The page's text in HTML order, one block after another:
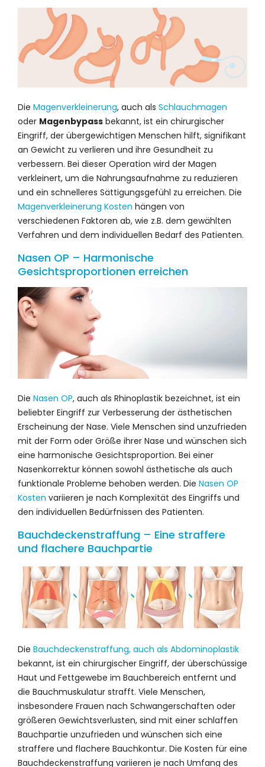
Die Magenverkleinerung, auch als Schlauchmagen
oder Magenbypass bekannt, ist ein chirurgischer
Eingriff, der übergewichtigen Menschen hilft, signifikant
an Gewicht zu verlieren und ihre Gesundheit zu
verbessern. Bei dieser Operation wird der Magen
verkleinert, um die Nahrungsaufnahme zu reduzieren
und ein schnelleres Sättigungsgefühl zu erreichen. Die
Magenverkleinerung Kosten hängen von
verschiedenen Faktoren ab, wie z.B. dem gewählten
Verfahren und dem individuellen Bedarf des Patienten.
Nasen OP – Harmonische
Gesichtsproportionen erreichen
Die Nasen OP, auch als Rhinoplastik bezeichnet, ist ein
beliebter Eingriff zur Verbesserung der ästhetischen
Erscheinung der Nase. Viele Menschen sind unzufrieden
mit der Form oder Größe ihrer Nase und wünschen sich
eine harmonische Gesichtsproportion. Bei einer
Nasenkorrektur können sowohl ästhetische als auch
funktionale Probleme behoben werden. Die Nasen OP
Kosten variieren je nach Komplexität des Eingriffs und
den individuellen Bedürfnissen des Patienten.
Bauchdeckenstraffung – Eine straffere
und flachere Bauchpartie
Die Bauchdeckenstraffung, auch als Abdominoplastik
bekannt, ist ein chirurgischer Eingriff, der überschüssige
Haut und Fettgewebe im Bauchbereich entfernt und
die Bauchmuskulatur strafft. Viele Menschen,
insbesondere Frauen nach Schwangerschaften oder
größeren Gewichtsverlusten, sind mit einer schlaffen
Bauchpartie unzufrieden und wünschen sich eine
straffere und flachere Bauchkontur. Die Kosten für eine
Bauchdeckenstraffung variieren je nach Umfang des